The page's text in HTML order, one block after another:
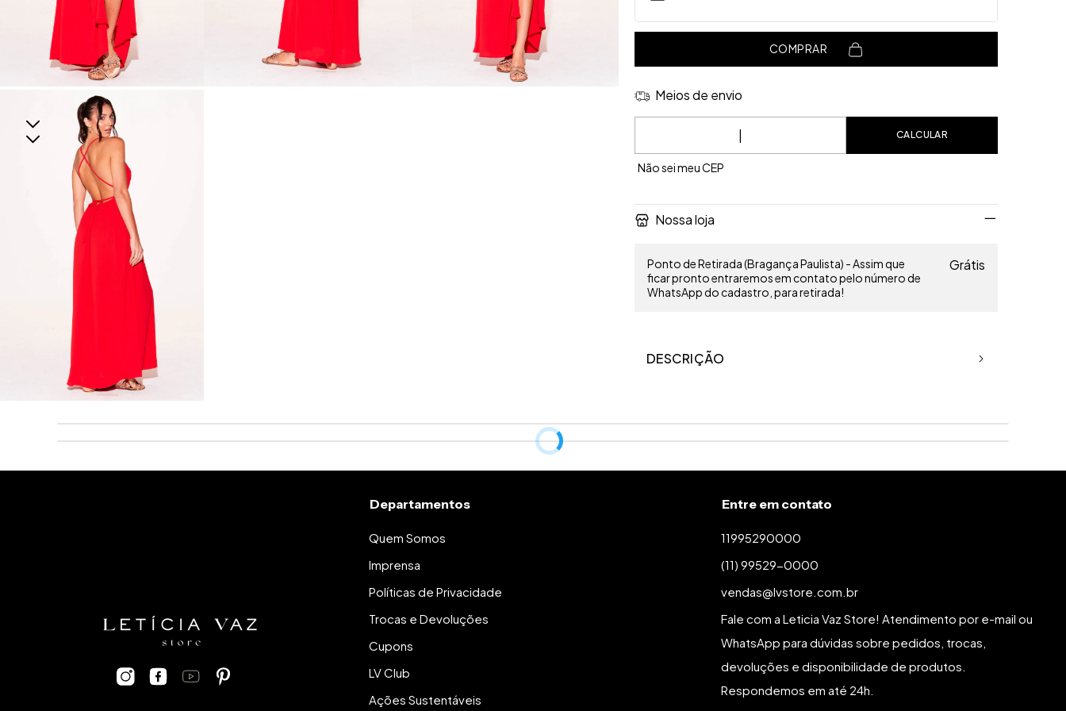
COMPRAR
Meios de envio
Entregas para o CEP:
CALCULAR
Não sei meu CEP
Nossa loja
Ponto de Retirada (Bragança Paulista) - Assim que
ficar pronto entraremos em contato pelo número de
WhatsApp do cadastro, para retirada!
Grátis
DESCRIÇÃO
tem uma fenda para ajudar na mobilidade. NÃO PASSAR E NÃO COLOCAR NA
SECADORA, RISCO DE ENCOLHIMENTO.
Comprimento aproximado (do elástico abaixo do busto, até a barra):
Departamentos
Quem Somos
Imprensa
Políticas de Privacidade
Trocas e Devoluções
Cupons
LV Club
Ações Sustentáveis
Entre em contato
11995290000
(11) 99529-0000
vendas@lvstore.com.br
Fale com a Leticia Vaz Store! Atendimento por e-mail ou
WhatsApp para dúvidas sobre pedidos, trocas,
devoluções e disponibilidade de produtos.
Respondemos em até 24h.